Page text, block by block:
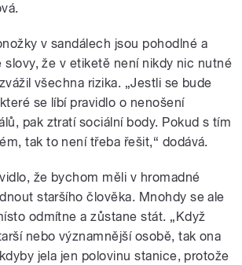
v sandálech jsou pohodlné a
slovy, že v etiketě není nikdy nic nutné
všechna rizika. „Jestli se bude
se líbí pravidlo o nenošení
pak ztratí sociální body. Pokud s tím
tak to není třeba řešit,“ dodává.
že bychom měli v hromadné
staršího člověka. Mnohdy se ale
odmítne a zůstane stát. „Když
nebo významnější osobě, tak ona
jela jen polovinu stanice, protože